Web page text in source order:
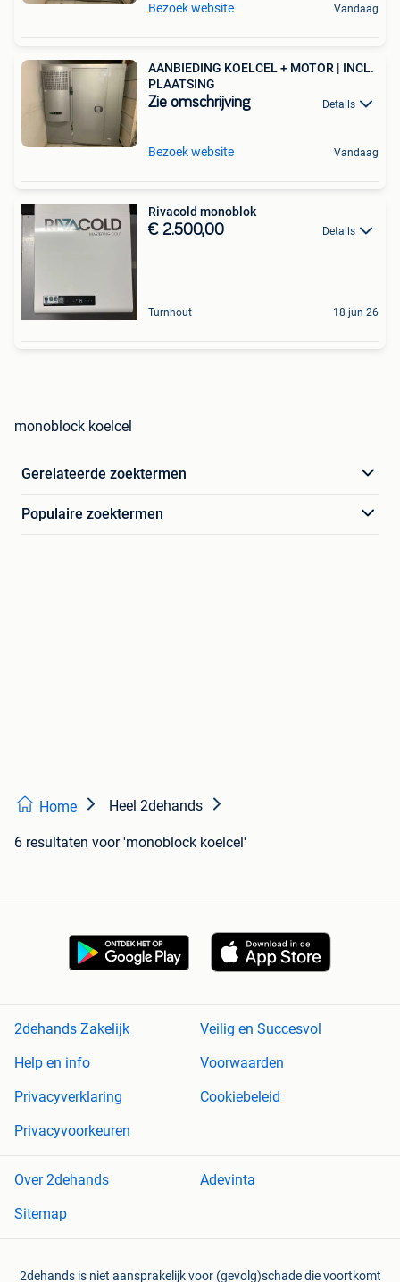
Bezoek website Vandaag
AANBIEDING KOELCEL + MOTOR | INCL.
PLAATSING
Zie omschrijving Details
Bezoek website Vandaag
Rivacold monoblok
€ 2.500,00 Details
Turnhout 18 jun 26
monoblock koelcel
Gerelateerde zoektermen
Populaire zoektermen
Home Heel 2dehands
6 resultaten voor 'monoblock koelcel'
2dehands Zakelijk
Veilig en Succesvol
Help en info
Voorwaarden
Privacyverklaring
Cookiebeleid
Privacyvoorkeuren
Over 2dehands
Adevinta
Sitemap
2dehands is niet aansprakelijk voor (gevolg)schade die voortkomt